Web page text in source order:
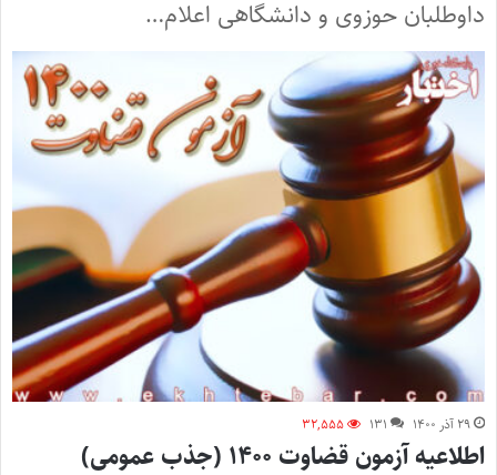
داوطلبان حوزوی و دانشگاهی اعلام…
۲۹ آذر ۱۴۰۰ ۱۳۱ ۳۲,۵۵۵
اطلاعیه آزمون قضاوت ۱۴۰۰ (جذب عمومی)